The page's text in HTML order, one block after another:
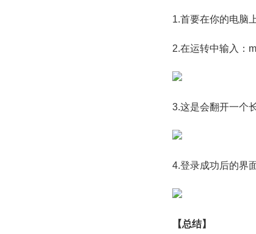
1.首要在你的电脑
2.在运转中输入：
3.这是会翻开一个
4.登录成功后的界
【总结】